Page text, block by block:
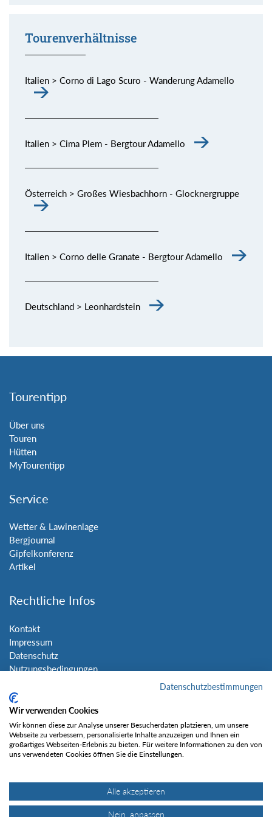
Tourenverhältnisse
Italien > Corno di Lago Scuro - Wanderung Adamello
Italien > Cima Plem - Bergtour Adamello
Österreich > Großes Wiesbachhorn - Glocknergruppe
Italien > Corno delle Granate - Bergtour Adamello
Deutschland > Leonhardstein
Tourentipp
Über uns
Touren
Hütten
MyTourentipp
Service
Wetter & Lawinenlage
Bergjournal
Gipfelkonferenz
Artikel
Rechtliche Infos
Kontakt
Impressum
Datenschutz
Nutzungsbedingungen
Social Media
Gefällt mir
Datenschutzbestimmungen
Wir verwenden Cookies
Wir können diese zur Analyse unserer Besucherdaten platzieren, um unsere
Webseite zu verbessern, personalisierte Inhalte anzuzeigen und Ihnen ein
großartiges Webseiten-Erlebnis zu bieten. Für weitere Informationen zu den von
uns verwendeten Cookies öffnen Sie die Einstellungen.
Alle akzeptieren
Nein, anpassen